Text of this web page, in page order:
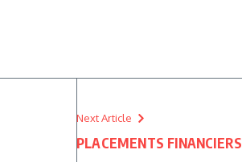
Next Article
PLACEMENTS